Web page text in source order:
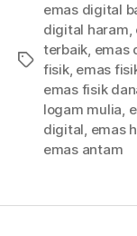
Tag
emas digital
digital haram,
terbaik, emas
fisik, emas
emas fisik
logam mulia,
digital, emas
emas antam